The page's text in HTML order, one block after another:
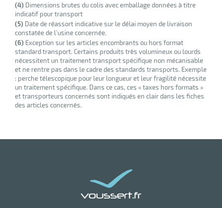
(4) Dimensions brutes du colis avec emballage données à titre
indicatif pour transport
(5) Date de réassort indicative sur le délai moyen de livraison
constatée de l’usine concernée.
(6) Exception sur les articles encombrants ou hors format
standard transport. Certains produits très volumineux ou lourds
nécessitent un traitement transport spécifique non mécanisable
et ne rentre pas dans le cadre des standards transports. Exemple
: perche télescopique pour leur longueur et leur fragilité nécessite
un traitement spécifique. Dans ce cas, ces « taxes hors formats »
et transporteurs concernés sont indiqués en clair dans les fiches
des articles concernés.